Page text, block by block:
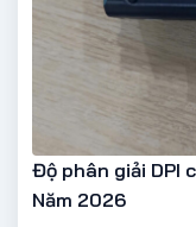
Độ phân giải DPI
Năm 2026